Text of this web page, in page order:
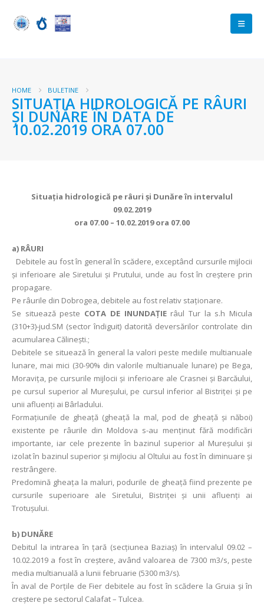
HOME BULETINE
SITUAŢIA HIDROLOGICĂ PE RÂURI
ŞI DUNĂRE ÎN DATA DE
10.02.2019 ORA 07.00
Situaţia hidrologică pe râuri şi Dunăre în intervalul
09.02.2019
ora 07.00 – 10.02.2019 ora 07.00
a) RÂURI
Debitele au fost în general în scădere, exceptând cursurile mijlocii
şi inferioare ale Siretului şi Prutului, unde au fost în creştere prin
propagare.
Pe râurile din Dobrogea, debitele au fost relativ staționare.
Se situează peste COTA DE INUNDAŢIErâul Tur la s.h Micula
(310+3)-jud.SM (sector îndiguit) datorită deversărilor controlate din
acumularea Călineşti.;
Debitele se situează în general la valori peste mediile multianuale
lunare, mai mici (30-90% din valorile multianuale lunare) pe Bega,
Moraviţa, pe cursurile mijlocii și inferioare ale Crasnei şi Barcăului,
pe cursul superior al Mureşului, pe cursul inferior al Bistriţei şi pe
unii afluenţi ai Bârladului.
Formațiunile de gheață (gheaţă la mal, pod de gheaţă și năboi)
existente pe râurile din Moldova s-au menținut fără modificări
importante, iar cele prezente în bazinul superior al Mureșului și
izolat în bazinul superior și mijlociu al Oltului au fost în diminuare și
restrângere.
Predomină gheaţa la maluri, podurile de gheaţă fiind prezente pe
cursurile superioare ale Siretului, Bistriţei şi unii afluenţi ai
Trotușului.
b) DUNĂRE
Debitul la intrarea în ţară (secţiunea Baziaş) în intervalul 09.02 –
10.02.2019 a fost în creştere, având valoarea de 7300 m3/s, peste
media multianuală a lunii februarie (5300 m3/s).
În aval de Porţile de Fier debitele au fost în scădere la Gruia şi în
creştere pe sectorul Calafat – Tulcea.